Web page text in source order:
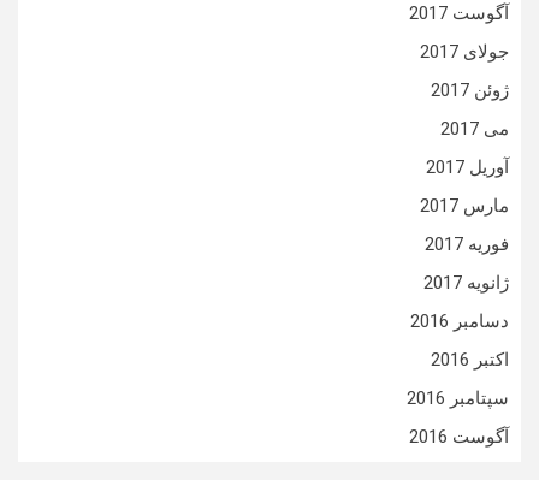
آگوست 2017
جولای 2017
ژوئن 2017
می 2017
آوریل 2017
مارس 2017
فوریه 2017
ژانویه 2017
دسامبر 2016
اکتبر 2016
سپتامبر 2016
آگوست 2016